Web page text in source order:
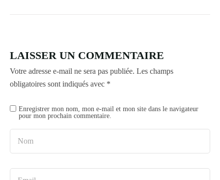
LAISSER UN COMMENTAIRE
Votre adresse e-mail ne sera pas publiée. Les champs
obligatoires sont indiqués avec *
Enregistrer mon nom, mon e-mail et mon site dans le navigateur
pour mon prochain commentaire.